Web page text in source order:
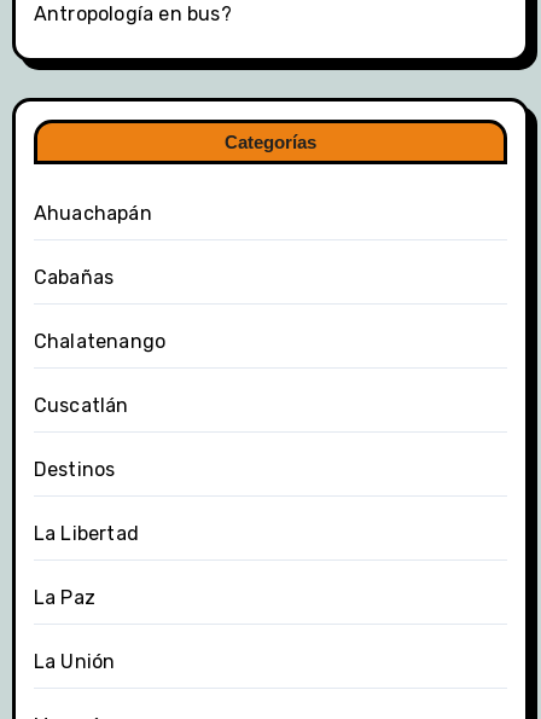
Antropología en bus?
Categorías
Ahuachapán
Cabañas
Chalatenango
Cuscatlán
Destinos
La Libertad
La Paz
La Unión